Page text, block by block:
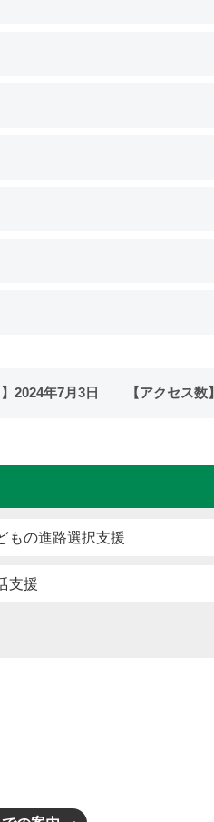
2024年7月3日 【アクセス数】
もの進路選択支援
支援